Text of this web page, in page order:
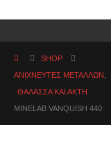
SHOP
ΑΝΙΧΝΕΥΤΕΣ ΜΕΤΑΛΛΩΝ
ΘΆΛΑΣΣΑ ΚΑΙ ΑΚΤΉ
MINELAB VANQUISH 440